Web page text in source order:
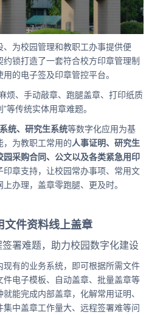
、为校园管理和教职工办事提供便
锁打造了一套符合校方印章管理制
的电子签及印章管控平台。
烦、手动敲章、跑腿盖章、打印纸质
等传统实体用章难题。
统、研究生系统等数字化应用为基
，为教职工常用的人事证明、研究生
采购合同、公文以及各类紧急用印
印章支持，让校园常办事项、常用文
办理，盖章零跑腿、更及时。
文件资料线上盖章
署难题，助力校园数字化建设
有的业务系统，即可根据所需文件
电子模板、自动盖章、批量盖章等
能完成内部盖章，化解常用证明、
中盖章工作量大、远程签署难等问